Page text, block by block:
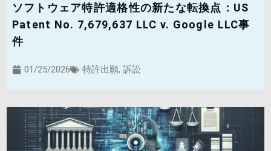
ソフトウェア特許適格性の新たな転換点：US
Patent No. 7,679,637 LLC v. Google LLC事
件
01/25/2026 特許出願, 訴訟